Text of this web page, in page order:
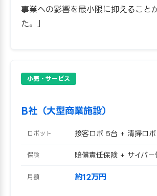
事業への影響を最小限に抑えること
た。」
小売・サービス
B社（大型商業施設）
ロボット 接客ロボ 5台 + 清掃ロ
保険 賠償責任保険 + サイバー
月額 約12万円